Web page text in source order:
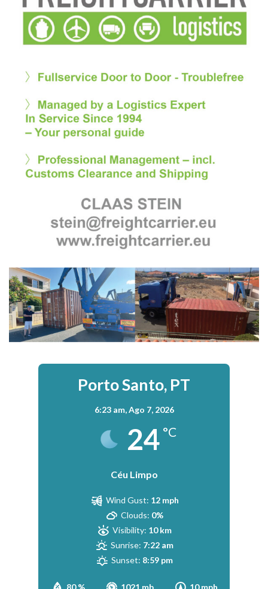
Porto Santo, PT
6:23 am,Ago 7, 2026
24 °C
Céu Limpo
Wind Gust: 12 mph
Clouds: 0%
Visibility: 10 km
Sunrise: 7:22 am
Sunset: 8:59 pm